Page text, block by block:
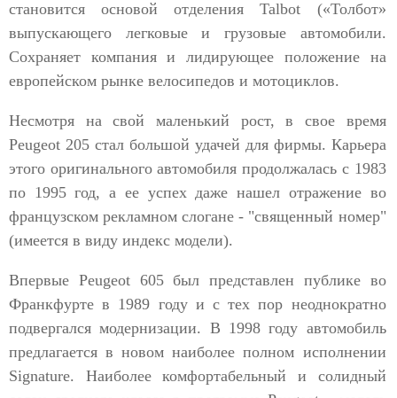
становится основой отделения Talbot («Толбот»
выпускающего легковые и грузовые автомобили.
Сохраняет компания и лидирующее положение на
европейском рынке велосипедов и мотоциклов.
Несмотря на свой маленький рост, в свое время
Peugeot 205 стал большой удачей для фирмы. Карьера
этого оригинального автомобиля продолжалась с 1983
по 1995 год, а ее успех даже нашел отражение во
французском рекламном слогане - "священный номер"
(имеется в виду индекс модели).
Впервые Peugeot 605 был представлен публике во
Франкфурте в 1989 году и с тех пор неоднократно
подвергался модернизации. В 1998 году автомобиль
предлагается в новом наиболее полном исполнении
Signature. Наиболее комфортабельный и солидный